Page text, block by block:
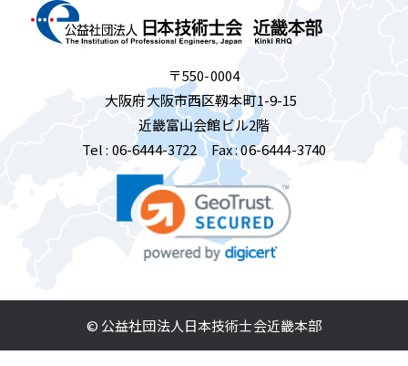
〒550-0004
大阪府大阪市西区靱本町1-9-15
近畿富山会館ビル2階
Tel : 06-6444-3722 Fax : 06-6444-3740
© 公益社団法人日本技術士会近畿本部